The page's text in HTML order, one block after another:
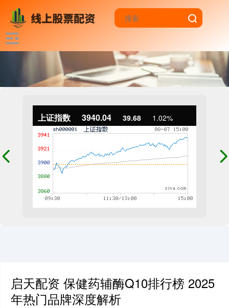
上证指数 3940.04 39.68 1.02%
启天配资 保健药辅酶Q10排行榜 2025
年热门品牌深度解析